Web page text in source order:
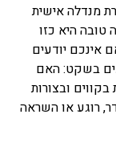
מנדלה אישית
טובה היא כזו
אינכם יודעים
בשקט: האם
ובצורות
רוגע או השראה